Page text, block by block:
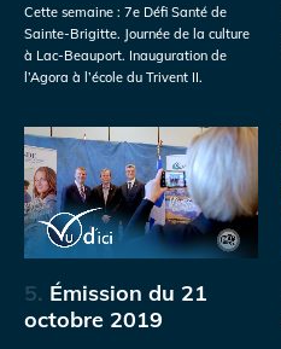
Cette semaine : 7e Défi Santé de
Sainte-Brigitte. Journée de la culture
à Lac-Beauport. Inauguration de
l’Agora à l’école du Trivent II.
5. Émission du 21
octobre 2019